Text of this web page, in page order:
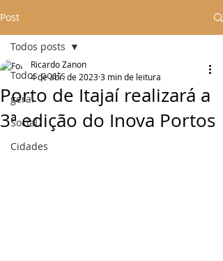
Post
Todos posts
geral
Social
Cidades
Todos posts
Porto de Itajaí realizará a
3ª edição do Inova Portos
Ricardo Zanon
4 de abr. de 20233 min de leitura